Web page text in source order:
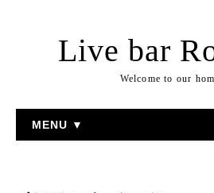
Live bar
Welcome to our
MENU ▼